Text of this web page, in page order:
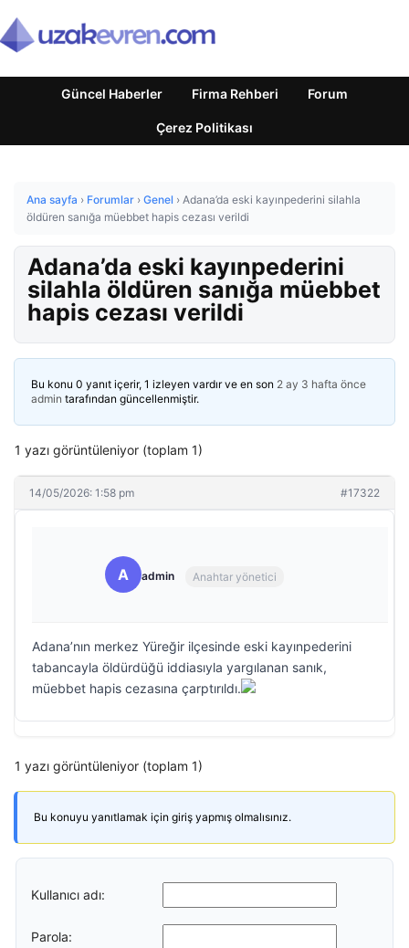
Güncel Haberler Firma Rehberi Forum
Çerez Politikası
Ana sayfa › Forumlar › Genel › Adana’da eski kayınpederini silahla
öldüren sanığa müebbet hapis cezası verildi
Adana’da eski kayınpederini
silahla öldüren sanığa müebbet
hapis cezası verildi
Bu konu 0 yanıt içerir, 1 izleyen vardır ve en son 2 ay 3 hafta önce
admin tarafından güncellenmiştir.
1 yazı görüntüleniyor (toplam 1)
14/05/2026: 1:58 pm #17322
A admin Anahtar yönetici
Adana’nın merkez Yüreğir ilçesinde eski kayınpederini
tabancayla öldürdüğü iddiasıyla yargılanan sanık,
müebbet hapis cezasına çarptırıldı.
1 yazı görüntüleniyor (toplam 1)
Bu konuyu yanıtlamak için giriş yapmış olmalısınız.
Kullanıcı adı:
Parola: